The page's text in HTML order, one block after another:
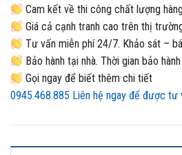
Cam kết về thi công chất lượng
Giá cả cạnh tranh cao trên thị
Tư vấn miễn phí 24/7. Khảo sát –
Bảo hành tại nhà. Thời gian bảo
Gọi ngay để biết thêm chi tiết
0945.468.885 Liên hệ ngay để được tư